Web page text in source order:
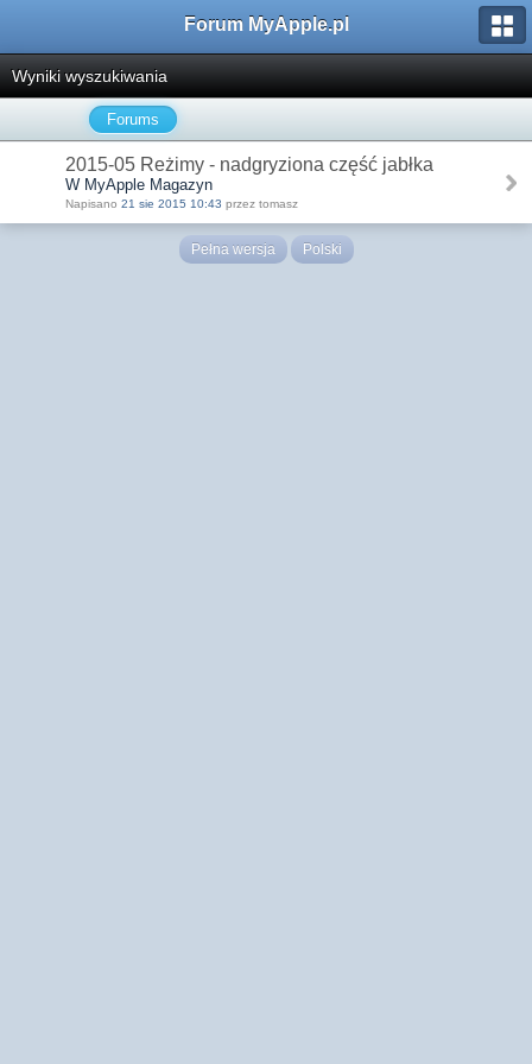
Forum MyApple.pl
Wyniki wyszukiwania
Forums
2015-05 Reżimy - nadgryziona część jabłka
W MyApple Magazyn
Napisano 21 sie 2015 10:43 przez tomasz
Pełna wersja Polski